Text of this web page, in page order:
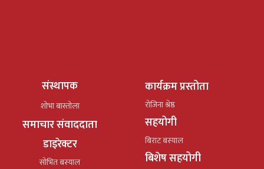
संस्थापक
शोभा बास्तोला
समाचार संवाददाता
डाइरेक्टर
सोभित बस्याल
कार्यक्रम प्रस्तोता
रोजिना श्रेष्ठ
सहयोगी
बिराट बस्याल
बिशेष सहयोगी